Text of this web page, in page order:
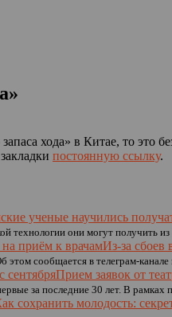
хода» в Китае, то
постоянную ссылку.
ученые научились
технологии они могут получить
Из-за сбоев
сообщается в телеграм-
Прием заявок от
за последние 30 лет. В
сохранить молодость: